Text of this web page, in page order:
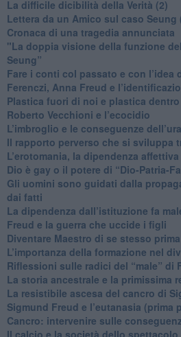
La difficile dicibilità della Verità (2)
​Lettera da un Amico sul caso Seung
​Cronaca di una tragedia annunciata
"​La doppia visione della funzione
Seung”
​Fare i conti col passato e con l’idea
​Ferenczi, Anna Freud e
Plastica fuori di noi e plastica
​Roberto Vecchioni e l’ecocidio
​L’imbroglio e le conseguenze
​Il rapporto perverso che si sviluppa
L’erotomania, la dipendenza
​Dio è gay o il potere di “Dio-Patria-
​Gli uomini sono guidati dalla
dai fatti
La dipendenza dall’istituzione fa
​Freud e la guerra che uccide i figli
​Diventare Maestro di se stesso
L’importanza della formazione nel
Riflessioni sulle radici del “male” di
​La storia ancestrale e la primissima
​La resistibile ascesa del cancro di
Sigmund Freud e l’eutanasia (prima
Cancro: intervenire sulle
​Il calcio e la società dello spettacolo